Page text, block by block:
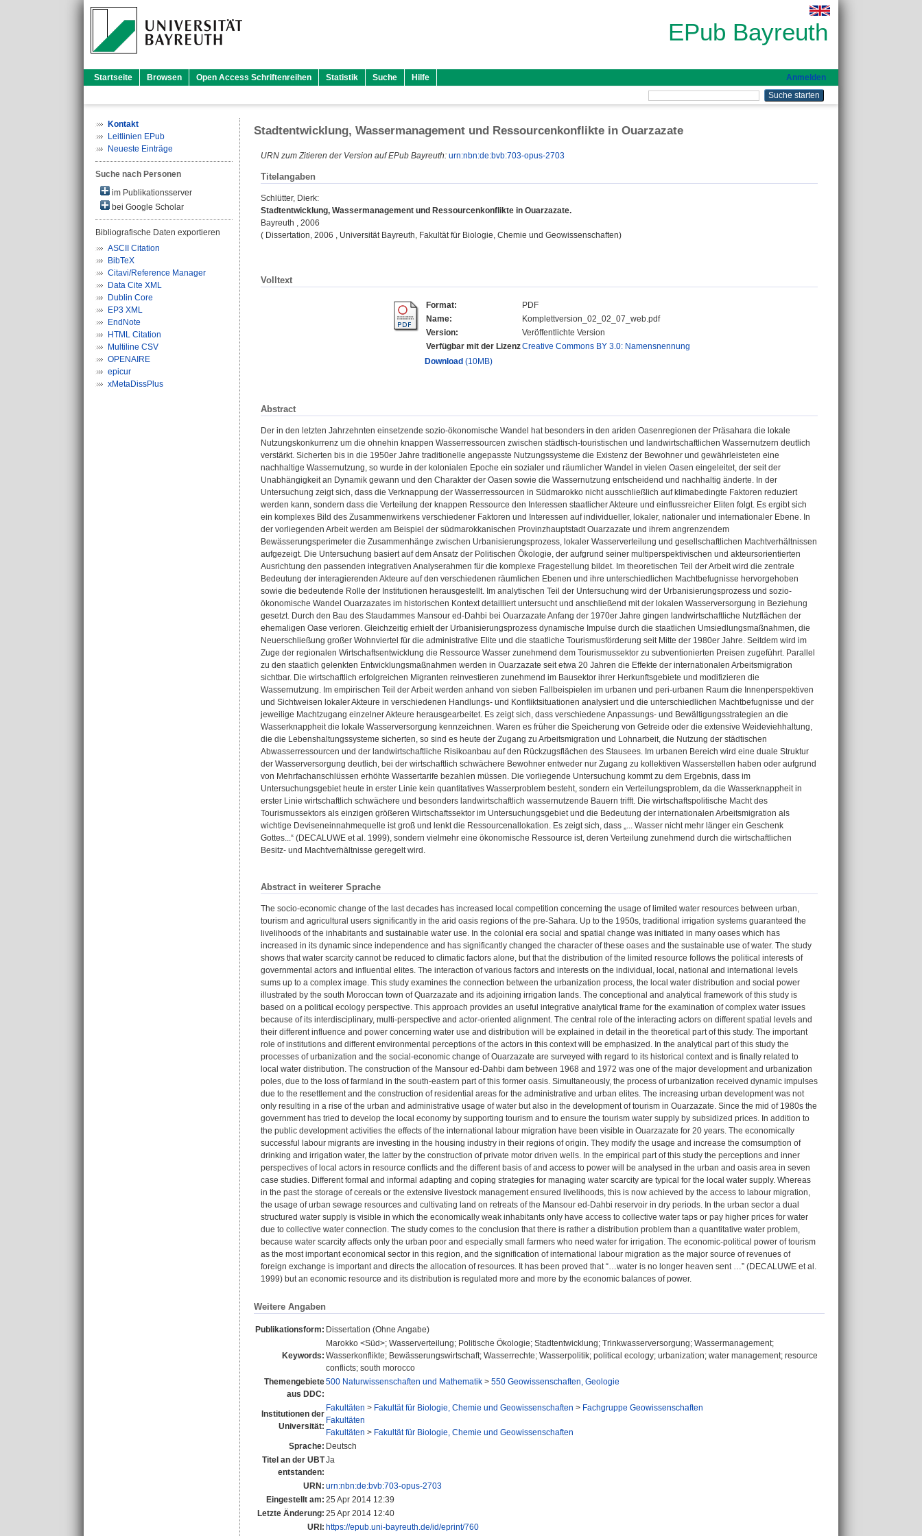
EPub Bayreuth
Startseite Browsen Open Access Schriftenreihen Statistik Suche Hilfe Anmelden
Kontakt
Leitlinien EPub
Neueste Einträge
Suche nach Personen
im Publikationsserver
bei Google Scholar
Bibliografische Daten exportieren
ASCII Citation
BibTeX
Citavi/Reference Manager
Data Cite XML
Dublin Core
EP3 XML
EndNote
HTML Citation
Multiline CSV
OPENAIRE
epicur
xMetaDissPlus
Stadtentwicklung, Wassermanagement und Ressourcenkonflikte in Ouarzazate
URN zum Zitieren der Version auf EPub Bayreuth: urn:nbn:de:bvb:703-opus-2703
Titelangaben
Schlütter, Dierk:
Stadtentwicklung, Wassermanagement und Ressourcenkonflikte in Ouarzazate.
Bayreuth , 2006
( Dissertation, 2006 , Universität Bayreuth, Fakultät für Biologie, Chemie und Geowissenschaften)
Volltext
Format:
PDF
Name:
Komplettversion_02_02_07_web.pdf
Version:
Veröffentlichte Version
Verfügbar mit der LizenzCreative Commons BY 3.0: Namensnennung
Download (10MB)
Abstract
Der in den letzten Jahrzehnten einsetzende sozio-ökonomische Wandel hat besonders in den ariden Oasenregionen der Präsahara die lokale
Nutzungskonkurrenz um die ohnehin knappen Wasserressourcen zwischen städtisch-touristischen und landwirtschaftlichen Wassernutzern deutlich
verstärkt. Sicherten bis in die 1950er Jahre traditionelle angepasste Nutzungssysteme die Existenz der Bewohner und gewährleisteten eine
nachhaltige Wassernutzung, so wurde in der kolonialen Epoche ein sozialer und räumlicher Wandel in vielen Oasen eingeleitet, der seit der
Unabhängigkeit an Dynamik gewann und den Charakter der Oasen sowie die Wassernutzung entscheidend und nachhaltig änderte. In der
Untersuchung zeigt sich, dass die Verknappung der Wasserressourcen in Südmarokko nicht ausschließlich auf klimabedingte Faktoren reduziert
werden kann, sondern dass die Verteilung der knappen Ressource den Interessen staatlicher Akteure und einflussreicher Eliten folgt. Es ergibt sich
ein komplexes Bild des Zusammenwirkens verschiedener Faktoren und Interessen auf individueller, lokaler, nationaler und internationaler Ebene. In
der vorliegenden Arbeit werden am Beispiel der südmarokkanischen Provinzhauptstadt Ouarzazate und ihrem angrenzendem
Bewässerungsperimeter die Zusammenhänge zwischen Urbanisierungsprozess, lokaler Wasserverteilung und gesellschaftlichen Machtverhältnissen
aufgezeigt. Die Untersuchung basiert auf dem Ansatz der Politischen Ökologie, der aufgrund seiner multiperspektivischen und akteursorientierten
Ausrichtung den passenden integrativen Analyserahmen für die komplexe Fragestellung bildet. Im theoretischen Teil der Arbeit wird die zentrale
Bedeutung der interagierenden Akteure auf den verschiedenen räumlichen Ebenen und ihre unterschiedlichen Machtbefugnisse hervorgehoben
sowie die bedeutende Rolle der Institutionen herausgestellt. Im analytischen Teil der Untersuchung wird der Urbanisierungsprozess und sozio-
ökonomische Wandel Ouarzazates im historischen Kontext detailliert untersucht und anschließend mit der lokalen Wasserversorgung in Beziehung
gesetzt. Durch den Bau des Staudammes Mansour ed-Dahbi bei Ouarzazate Anfang der 1970er Jahre gingen landwirtschaftliche Nutzflächen der
ehemaligen Oase verloren. Gleichzeitig erhielt der Urbanisierungsprozess dynamische Impulse durch die staatlichen Umsiedlungsmaßnahmen, die
Neuerschließung großer Wohnviertel für die administrative Elite und die staatliche Tourismusförderung seit Mitte der 1980er Jahre. Seitdem wird im
Zuge der regionalen Wirtschaftsentwicklung die Ressource Wasser zunehmend dem Tourismussektor zu subventionierten Preisen zugeführt. Parallel
zu den staatlich gelenkten Entwicklungsmaßnahmen werden in Ouarzazate seit etwa 20 Jahren die Effekte der internationalen Arbeitsmigration
sichtbar. Die wirtschaftlich erfolgreichen Migranten reinvestieren zunehmend im Bausektor ihrer Herkunftsgebiete und modifizieren die
Wassernutzung. Im empirischen Teil der Arbeit werden anhand von sieben Fallbeispielen im urbanen und peri-urbanen Raum die Innenperspektiven
und Sichtweisen lokaler Akteure in verschiedenen Handlungs- und Konfliktsituationen analysiert und die unterschiedlichen Machtbefugnisse und der
jeweilige Machtzugang einzelner Akteure herausgearbeitet. Es zeigt sich, dass verschiedene Anpassungs- und Bewältigungsstrategien an die
Wasserknappheit die lokale Wasserversorgung kennzeichnen. Waren es früher die Speicherung von Getreide oder die extensive Weideviehhaltung,
die die Lebenshaltungssysteme sicherten, so sind es heute der Zugang zu Arbeitsmigration und Lohnarbeit, die Nutzung der städtischen
Abwasserressourcen und der landwirtschaftliche Risikoanbau auf den Rückzugsflächen des Stausees. Im urbanen Bereich wird eine duale Struktur
der Wasserversorgung deutlich, bei der wirtschaftlich schwächere Bewohner entweder nur Zugang zu kollektiven Wasserstellen haben oder aufgrund
von Mehrfachanschlüssen erhöhte Wassertarife bezahlen müssen. Die vorliegende Untersuchung kommt zu dem Ergebnis, dass im
Untersuchungsgebiet heute in erster Linie kein quantitatives Wasserproblem besteht, sondern ein Verteilungsproblem, da die Wasserknappheit in
erster Linie wirtschaftlich schwächere und besonders landwirtschaftlich wassernutzende Bauern trifft. Die wirtschaftspolitische Macht des
Tourismussektors als einzigen größeren Wirtschaftssektor im Untersuchungsgebiet und die Bedeutung der internationalen Arbeitsmigration als
wichtige Deviseneinnahmequelle ist groß und lenkt die Ressourcenallokation. Es zeigt sich, dass „... Wasser nicht mehr länger ein Geschenk
Gottes...“ (DECALUWE et al. 1999), sondern vielmehr eine ökonomische Ressource ist, deren Verteilung zunehmend durch die wirtschaftlichen
Besitz- und Machtverhältnisse geregelt wird.
Abstract in weiterer Sprache
The socio-economic change of the last decades has increased local competition concerning the usage of limited water resources between urban,
tourism and agricultural users significantly in the arid oasis regions of the pre-Sahara. Up to the 1950s, traditional irrigation systems guaranteed the
livelihoods of the inhabitants and sustainable water use. In the colonial era social and spatial change was initiated in many oases which has
increased in its dynamic since independence and has significantly changed the character of these oases and the sustainable use of water. The study
shows that water scarcity cannot be reduced to climatic factors alone, but that the distribution of the limited resource follows the political interests of
governmental actors and influential elites. The interaction of various factors and interests on the individual, local, national and international levels
sums up to a complex image. This study examines the connection between the urbanization process, the local water distribution and social power
illustrated by the south Moroccan town of Quarzazate and its adjoining irrigation lands. The conceptional and analytical framework of this study is
based on a political ecology perspective. This approach provides an useful integrative analytical frame for the examination of complex water issues
because of its interdisciplinary, multi-perspective and actor-oriented alignment. The central role of the interacting actors on different spatial levels and
their different influence and power concerning water use and distribution will be explained in detail in the theoretical part of this study. The important
role of institutions and different environmental perceptions of the actors in this context will be emphasized. In the analytical part of this study the
processes of urbanization and the social-economic change of Ouarzazate are surveyed with regard to its historical context and is finally related to
local water distribution. The construction of the Mansour ed-Dahbi dam between 1968 and 1972 was one of the major development and urbanization
poles, due to the loss of farmland in the south-eastern part of this former oasis. Simultaneously, the process of urbanization received dynamic impulses
due to the resettlement and the construction of residential areas for the administrative and urban elites. The increasing urban development was not
only resulting in a rise of the urban and administrative usage of water but also in the development of tourism in Ouarzazate. Since the mid of 1980s the
government has tried to develop the local economy by supporting tourism and to ensure the tourism water supply by subsidized prices. In addition to
the public development activities the effects of the international labour migration have been visible in Ouarzazate for 20 years. The economically
successful labour migrants are investing in the housing industry in their regions of origin. They modify the usage and increase the comsumption of
drinking and irrigation water, the latter by the construction of private motor driven wells. In the empirical part of this study the perceptions and inner
perspectives of local actors in resource conflicts and the different basis of and access to power will be analysed in the urban and oasis area in seven
case studies. Different formal and informal adapting and coping strategies for managing water scarcity are typical for the local water supply. Whereas
in the past the storage of cereals or the extensive livestock management ensured livelihoods, this is now achieved by the access to labour migration,
the usage of urban sewage resources and cultivating land on retreats of the Mansour ed-Dahbi reservoir in dry periods. In the urban sector a dual
structured water supply is visible in which the economically weak inhabitants only have access to collective water taps or pay higher prices for water
due to collective water connection. The study comes to the conclusion that there is rather a distribution problem than a quantitative water problem,
because water scarcity affects only the urban poor and especially small farmers who need water for irrigation. The economic-political power of tourism
as the most important economical sector in this region, and the signification of international labour migration as the major source of revenues of
foreign exchange is important and directs the allocation of resources. It has been proved that “…water is no longer heaven sent …” (DECALUWE et al.
1999) but an economic resource and its distribution is regulated more and more by the economic balances of power.
Weitere Angaben
Publikationsform: Dissertation (Ohne Angabe)
Keywords:
Marokko <Süd>; Wasserverteilung; Politische Ökologie; Stadtentwicklung; Trinkwasserversorgung; Wassermanagement;
Wasserkonflikte; Bewässerungswirtschaft; Wasserrechte; Wasserpolitik; political ecology; urbanization; water management; resource
conflicts; south morocco
Themengebiete
aus DDC:
500 Naturwissenschaften und Mathematik > 550 Geowissenschaften, Geologie
Institutionen der
Universität:
Fakultäten > Fakultät für Biologie, Chemie und Geowissenschaften > Fachgruppe Geowissenschaften
Fakultäten
Fakultäten > Fakultät für Biologie, Chemie und Geowissenschaften
Sprache: Deutsch
Titel an der UBT
entstanden:
Ja
URN: urn:nbn:de:bvb:703-opus-2703
Eingestellt am: 25 Apr 2014 12:39
Letzte Änderung: 25 Apr 2014 12:40
URI: https://epub.uni-bayreuth.de/id/eprint/760